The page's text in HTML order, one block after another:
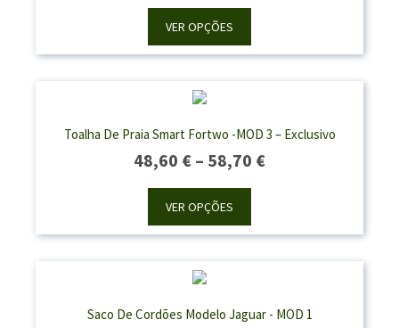
Through
VER OPÇÕES
Toalha De Praia Smart Fortwo -MOD 3 – Exclusivo
48,60 € – 58,70 €Price
Through
VER OPÇÕES
Saco De Cordões Modelo Jaguar - MOD 1